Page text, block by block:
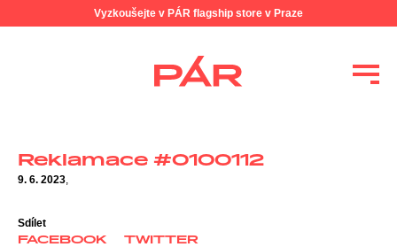
Vyzkoušejte v PÁR flagship store v Praze
Reklamace #0100112
9. 6. 2023,
Sdílet
FACEBOOK TWITTER